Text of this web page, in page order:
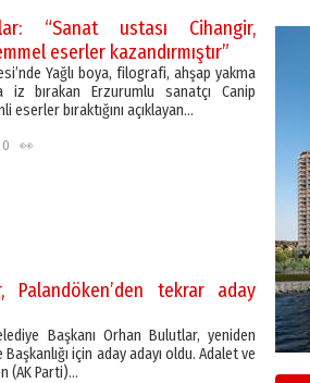
“Sanat ustası Cihangir,
eserler kazandırmıştır”
Yağlı boya, filografi, ahşap yakma
iz bırakan Erzurumlu sanatçı Canip
eserler bıraktığını açıklayan…
0 👀
Palandöken’den tekrar aday
Başkanı Orhan Bulutlar, yeniden
için aday adayı oldu. Adalet ve
(AK Parti)…